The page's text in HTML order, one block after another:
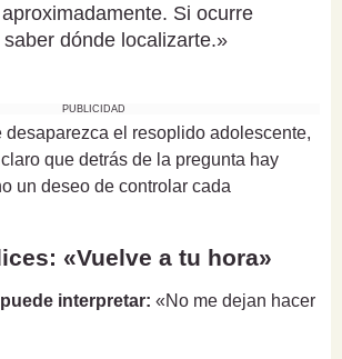
Si ocurre
dónde localizarte.»
PUBLICIDAD
desaparezca el resoplido adolescente,
que detrás de la pregunta hay
un deseo de controlar cada
«Vuelve a tu hora»
interpretar: «No me dejan hacer